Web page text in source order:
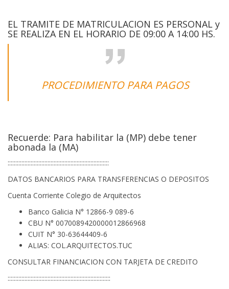
EL TRAMITE DE MATRICULACION ES PERSONAL y
SE REALIZA EN EL HORARIO DE 09:00 A 14:00 HS.
PROCEDIMIENTO PARA PAGOS
Recuerde: Para habilitar la (MP) debe tener
abonada la (MA)
::::::::::::::::::::::::::::::::::::::::::::::::::::::::::::::::::
DATOS BANCARIOS PARA TRANSFERENCIAS O DEPOSITOS
Cuenta Corriente Colegio de Arquitectos
Banco Galicia N° 12866-9 089-6
CBU N° 0070089420000012866968
CUIT N° 30-63644409-6
ALIAS: COL.ARQUITECTOS.TUC
CONSULTAR FINANCIACION CON TARJETA DE CREDITO
:::::::::::::::::::::::::::::::::::::::::::::::::::::::::::::::::::